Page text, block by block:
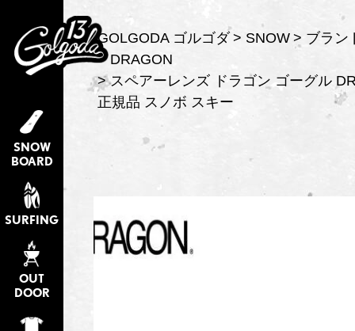
SNOW
BOARD
SURFING
OUT
DOOR
GOLGODA ゴルゴダ SNOW
ブラン
DRAGON
スペアーレンズ ドラゴン ゴーグル
正規品 スノボ スキー